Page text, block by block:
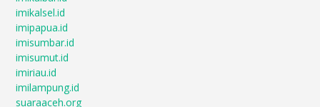
imikalsel.id
imipapua.id
imisumbar.id
imisumut.id
imiriau.id
imilampung.id
suaraaceh.org